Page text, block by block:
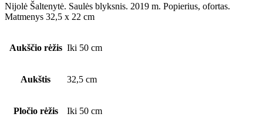
Nijolė Šaltenytė. Saulės blyksnis. 2019 m. Popierius, ofortas.
Matmenys 32,5 x 22 cm
Aukščio rėžis Iki 50 cm
Aukštis 32,5 cm
Pločio rėžis Iki 50 cm